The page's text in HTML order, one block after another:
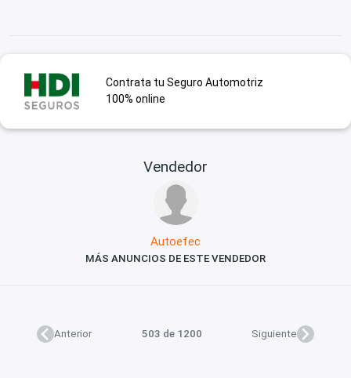
Contrata tu Seguro Automotriz
100% online
Vendedor
Autoefec
MÁS ANUNCIOS DE ESTE VENDEDOR
Anterior 503 de 1200 Siguiente